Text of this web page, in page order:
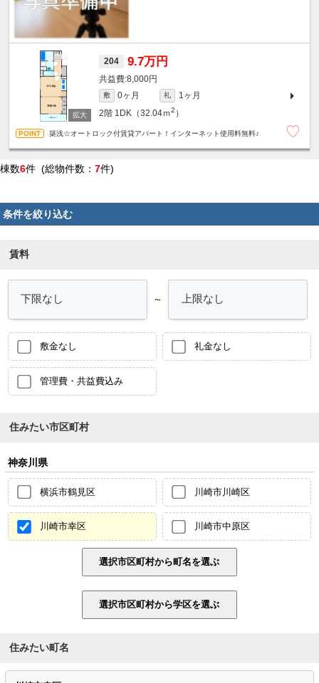
204 9.7万円
8,000円
敷 0ヶ月 礼
1ヶ月
2階 1DK（32.04ｍ2 ）
築浅☆オートロック付賃貸アパート！インターネット使用料無料♪
棟数6件 (総物件数： 7件)
条件を絞り込む
賃料
～
敷金なし 礼金なし
管理費・共益費込み
住みたい市区町村
神奈川県
横浜市鶴見区 川崎市川崎区
川崎市幸区 川崎市中原区
住みたい町名